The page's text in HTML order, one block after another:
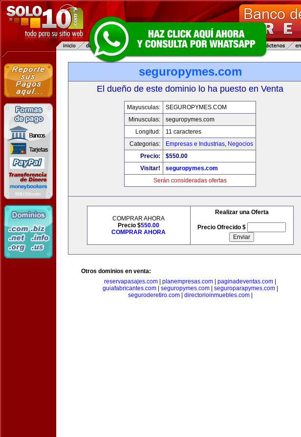
seguropymes.com
El dueño de este dominio lo ha puesto en Venta
Mayusculas:
SEGUROPYMES.COM
Minusculas:
seguropymes.com
Longitud:
11 caracteres
Categorias:
Empresas e Industrias, Negocios
Precio:
$550.00
Visitar!
seguropymes.com
Serán consideradas ofertas
COMPRAR AHORA
Precio $550.00
COMPRAR AHORA
Realizar una Oferta
Precio Ofrecido $
Otros dominios en venta:
reservapasajes.com
planempresas.com paginadeventas.com
guiafabricantes.com| seguropymes.com| seguroparapymes.com|
seguroderetiro.com| directorioinmuebles.com|